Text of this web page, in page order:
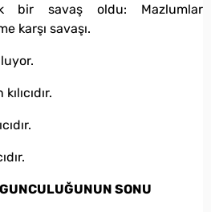
bir savaş oldu: Mazlumlar
karşı savaşı.
SONU